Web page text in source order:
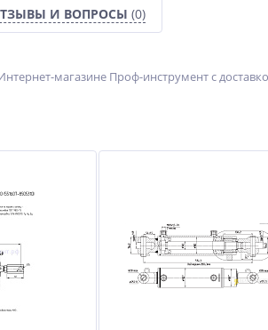
Циклон ПДГ-200Д
И ВОПРОСЫ (0)
магазине Проф-инструмент с